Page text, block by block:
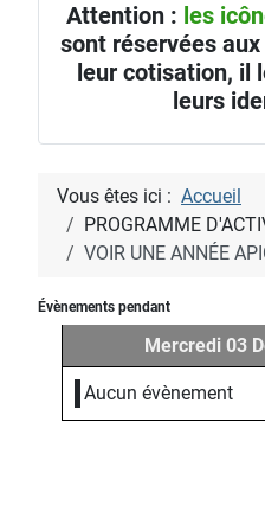
Attention : les
sont réservées
leur cotisation, il
leurs
Vous êtes ici : Accueil
PROGRAMME
VOIR UNE ANNÉE
Évènements pendant
Mercredi 03
Aucun évènement